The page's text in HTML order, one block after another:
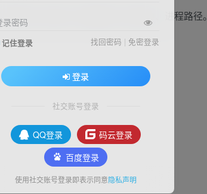
风格、窗口类、进程名称、进程ID、进程路径。
录密码
记住登录 找回密码 | 免密登录
登录
社交账号登录
QQ登录
码云登录
百度登录
使用社交账号登录即表示同意隐私声明